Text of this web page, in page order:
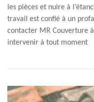
les pièces et nuire à
travail est confié à un
contacter MR Couverture
intervenir à tout moment